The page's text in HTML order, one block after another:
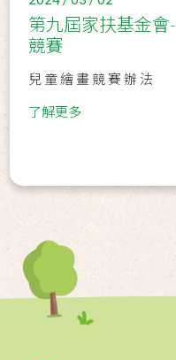
第九屆家扶基金
競賽
兒 童 繪 畫 競 賽 辦 法
了解更多